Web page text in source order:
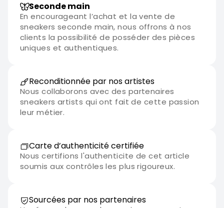
Seconde main
En encourageant l’achat et la vente de
sneakers seconde main, nous offrons à nos
clients la possibilité de posséder des pièces
uniques et authentiques.
Reconditionnée par nos artistes
Nous collaborons avec des partenaires
sneakers artists qui ont fait de cette passion
leur métier.
Carte d’authenticité certifiée
Nous certifions l'authenticite de cet article
soumis aux contrôles les plus rigoureux.
Sourcées par nos partenaires